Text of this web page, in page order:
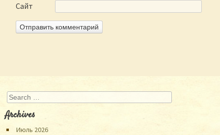
Сайт
Search
Archives
Июль 2026